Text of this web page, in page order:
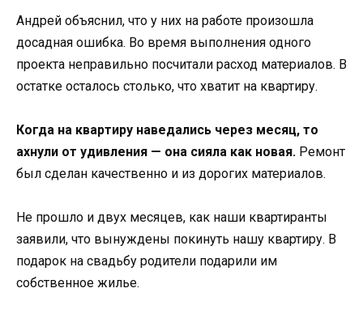
Андрей объяснил, что у них на работе произошла
досадная ошибка. Во время выполнения одного
проекта неправильно посчитали расход материалов. В
остатке осталось столько, что хватит на квартиру.
Когда на квартиру наведались через месяц, то
ахнули от удивления — она ​​сияла как новая. Ремонт
был сделан качественно и из дорогих материалов.
Не прошло и двух месяцев, как наши квартиранты
заявили, что вынуждены покинуть нашу квартиру. В
подарок на свадьбу родители подарили им
собственное жилье.